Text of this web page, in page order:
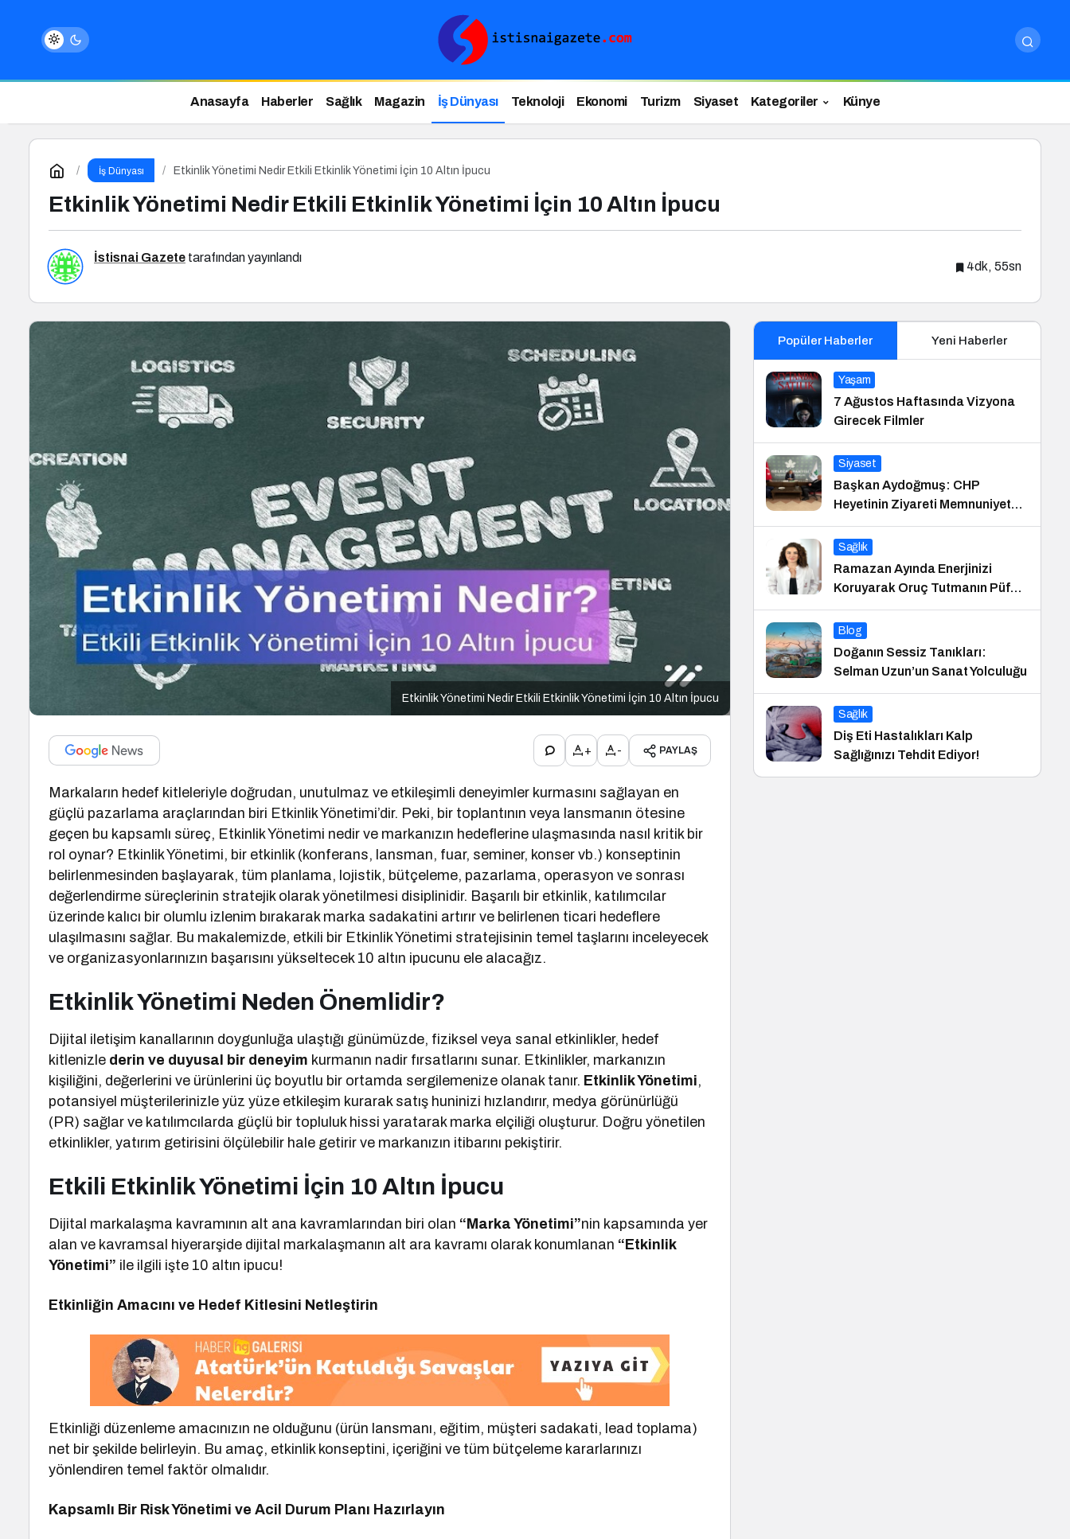
Anasayfa Haberler Sağlık Magazin İş Dünyası Teknoloji Ekonomi Turizm Siyaset Kategoriler Künye
İş Dünyası Etkinlik Yönetimi Nedir Etkili Etkinlik Yönetimi İçin 10 Altın İpucu
Etkinlik Yönetimi Nedir Etkili Etkinlik Yönetimi İçin 10 Altın İpucu
İstisnai Gazete tarafından yayınlandı
4dk, 55sn
Etkinlik Yönetimi Nedir Etkili Etkinlik Yönetimi İçin 10 Altın İpucu
+ - PAYLAŞ
Markaların hedef kitleleriyle doğrudan, unutulmaz ve etkileşimli deneyimler kurmasını sağlayan en
güçlü pazarlama araçlarından biri Etkinlik Yönetimi’dir. Peki, bir toplantının veya lansmanın ötesine
geçen bu kapsamlı süreç, Etkinlik Yönetimi nedir ve markanızın hedeflerine ulaşmasında nasıl kritik bir
rol oynar? Etkinlik Yönetimi, bir etkinlik (konferans, lansman, fuar, seminer, konser vb.) konseptinin
belirlenmesinden başlayarak, tüm planlama, lojistik, bütçeleme, pazarlama, operasyon ve sonrası
değerlendirme süreçlerinin stratejik olarak yönetilmesi disiplinidir. Başarılı bir etkinlik, katılımcılar
üzerinde kalıcı bir olumlu izlenim bırakarak marka sadakatini artırır ve belirlenen ticari hedeflere
ulaşılmasını sağlar. Bu makalemizde, etkili bir Etkinlik Yönetimi stratejisinin temel taşlarını inceleyecek
ve organizasyonlarınızın başarısını yükseltecek 10 altın ipucunu ele alacağız.
Etkinlik Yönetimi Neden Önemlidir?
Dijital iletişim kanallarının doygunluğa ulaştığı günümüzde, fiziksel veya sanal etkinlikler, hedef
kitlenizle derin ve duyusal bir deneyim kurmanın nadir fırsatlarını sunar. Etkinlikler, markanızın
kişiliğini, değerlerini ve ürünlerini üç boyutlu bir ortamda sergilemenize olanak tanır. Etkinlik Yönetimi,
potansiyel müşterilerinizle yüz yüze etkileşim kurarak satış huninizi hızlandırır, medya görünürlüğü
(PR) sağlar ve katılımcılarda güçlü bir topluluk hissi yaratarak marka elçiliği oluşturur. Doğru yönetilen
etkinlikler, yatırım getirisini ölçülebilir hale getirir ve markanızın itibarını pekiştirir.
Etkili Etkinlik Yönetimi İçin 10 Altın İpucu
Dijital markalaşma kavramının alt ana kavramlarından biri olan “Marka Yönetimi”nin kapsamında yer
alan ve kavramsal hiyerarşide dijital markalaşmanın alt ara kavramı olarak konumlanan “Etkinlik
Yönetimi” ile ilgili işte 10 altın ipucu!
Etkinliğin Amacını ve Hedef Kitlesini Netleştirin
Etkinliği düzenleme amacınızın ne olduğunu (ürün lansmanı, eğitim, müşteri sadakati, lead toplama)
net bir şekilde belirleyin. Bu amaç, etkinlik konseptini, içeriğini ve tüm bütçeleme kararlarınızı
yönlendiren temel faktör olmalıdır.
Kapsamlı Bir Risk Yönetimi ve Acil Durum Planı Hazırlayın
Popüler Haberler Yeni Haberler
Yaşam
7 Ağustos Haftasında Vizyona
Girecek Filmler
Siyaset
Başkan Aydoğmuş: CHP
Heyetinin Ziyareti Memnuniyet
Verici
Sağlık
Ramazan Ayında Enerjinizi
Koruyarak Oruç Tutmanın Püf
Noktaları
Blog
Doğanın Sessiz Tanıkları:
Selman Uzun’un Sanat Yolculuğu
Sağlık
Diş Eti Hastalıkları Kalp
Sağlığınızı Tehdit Ediyor!